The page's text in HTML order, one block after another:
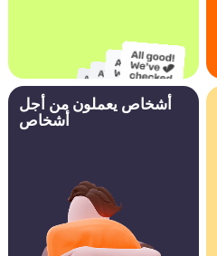
أشخاص يعملون من أجل
أشخاص